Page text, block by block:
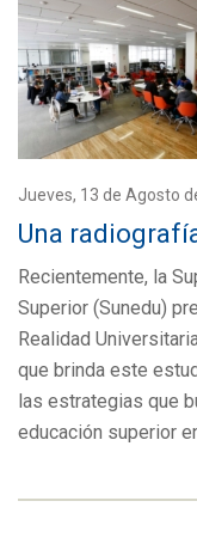
Jueves, 13 de Agosto
Una
Recientemente, la
Superior (Sunedu)
Realidad
que brinda este
las estrategias que
educación superior